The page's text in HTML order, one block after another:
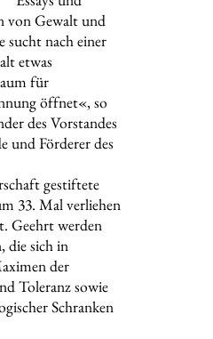
von Gewalt und
sucht nach einer
etwas
für
öffnet«, so
des Vorstandes
und Förderer des
gestiftete
33. Mal verliehen
Geehrt werden
die sich in
der
Toleranz sowie
Schranken